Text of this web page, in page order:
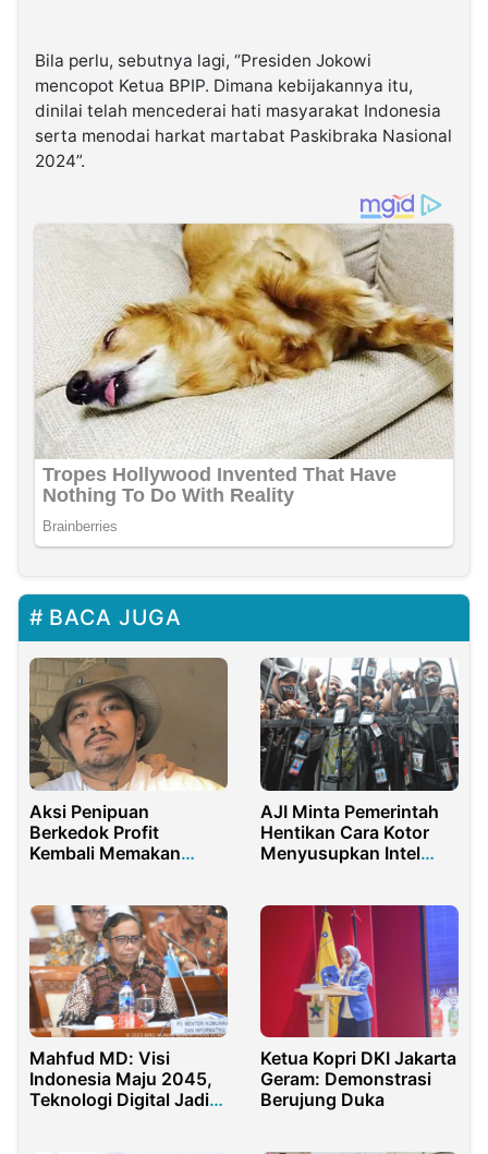
Bila perlu, sebutnya lagi, “Presiden Jokowi
mencopot Ketua BPIP. Dimana kebijakannya itu,
dinilai telah mencederai hati masyarakat Indonesia
serta menodai harkat martabat Paskibraka Nasional
2024”.
BACA JUGA
Aksi Penipuan
Berkedok Profit
Kembali Memakan
AJI Minta Pemerintah
Hentikan Cara Kotor
Menyusupkan Intel
Mahfud MD: Visi
Indonesia Maju 2045,
Teknologi Digital Jadi
Ketua Kopri DKI Jakarta
Geram: Demonstrasi
Berujung Duka